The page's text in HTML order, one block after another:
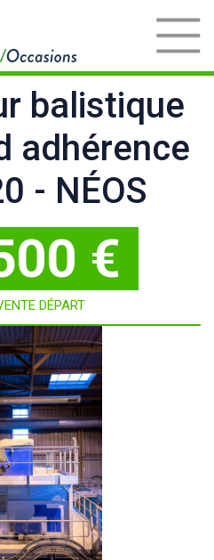
balistique
adhérence
- NÉOS
€
DÉPART